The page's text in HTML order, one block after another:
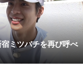
ミツバチを再び呼べ